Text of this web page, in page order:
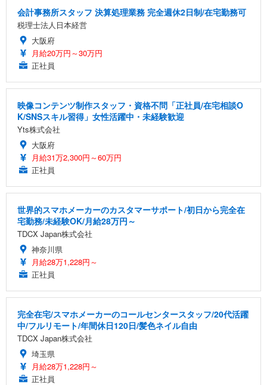
会計事務所スタッフ 決算処理業務 完全週休2日制/在宅勤務可
税理士法人日本経営
大阪府
月給20万円～30万円
正社員
映像コンテンツ制作スタッフ・資格不問「正社員/在宅相談O
K/SNSスキル習得」女性活躍中・未経験歓迎
Yts株式会社
大阪府
月給31万2,300円～60万円
正社員
世界的スマホメーカーのカスタマーサポート/初日から完全在
宅勤務/未経験OK/月給28万円～
TDCX Japan株式会社
神奈川県
月給28万1,228円～
正社員
完全在宅/スマホメーカーのコールセンタースタッフ/20代活躍
中/フルリモート/年間休日120日/髪色ネイル自由
TDCX Japan株式会社
埼玉県
月給28万1,228円～
正社員